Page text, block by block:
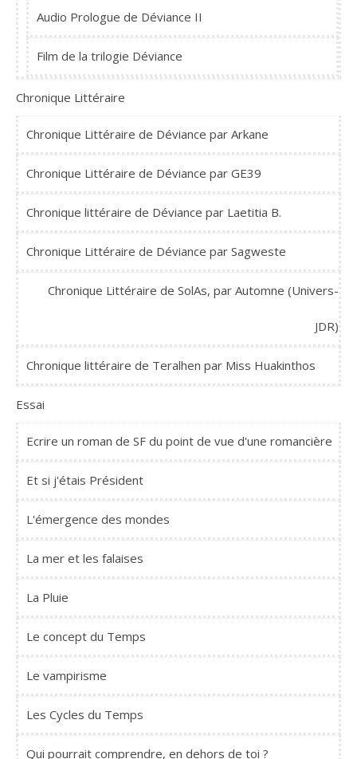
Audio Prologue de Déviance II
Film de la trilogie Déviance
Chronique Littéraire
Chronique Littéraire de Déviance par Arkane
Chronique Littéraire de Déviance par GE39
Chronique littéraire de Déviance par Laetitia B.
Chronique Littéraire de Déviance par Sagweste
Chronique Littéraire de SolAs, par Automne (Univers-
JDR)
Chronique littéraire de Teralhen par Miss Huakinthos
Essai
Ecrire un roman de SF du point de vue d'une romancière
Et si j'étais Président
L'émergence des mondes
La mer et les falaises
La Pluie
Le concept du Temps
Le vampirisme
Les Cycles du Temps
Qui pourrait comprendre, en dehors de toi ?